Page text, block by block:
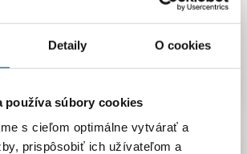
Detaily O cookies
používa súbory cookies
s cieľom optimálne vytvárať a
prispôsobiť ich užívateľom a